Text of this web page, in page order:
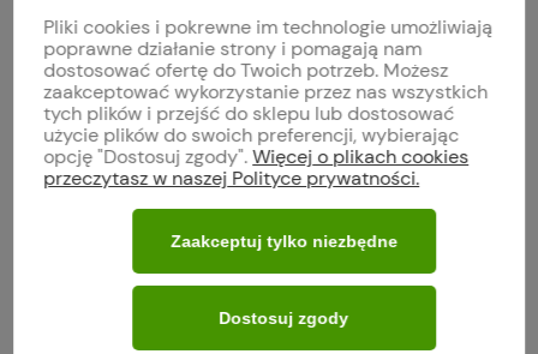
polityce prywatności
Obserwuj nas na
MOJE KONTO
Pliki cookies i pokrewne im technologie umożliwiają
poprawne działanie strony i pomagają nam
dostosować ofertę do Twoich potrzeb. Możesz
zaakceptować wykorzystanie przez nas wszystkich
tych plików i przejść do sklepu lub dostosować
użycie plików do swoich preferencji, wybierając
opcję "Dostosuj zgody". Więcej o plikach cookies
przeczytasz w naszej Polityce prywatności.
Zaakceptuj tylko niezbędne
Dostosuj zgody